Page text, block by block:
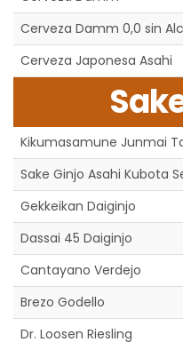
Cerveza Damm 0,0 sin
Cerveza Japonesa Asahi
Kikumasamune Junmai
Sake Ginjo Asahi Kubota
Gekkeikan Daiginjo
Dassai 45 Daiginjo
Cantayano Verdejo
Brezo Godello
Dr. Loosen Riesling